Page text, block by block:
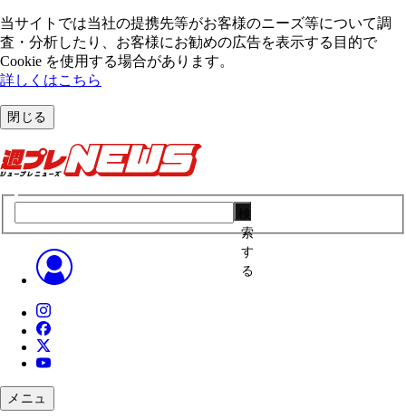
当サイトでは当社の提携先等がお客様のニーズ等について調
査・分析したり、お客様にお勧めの広告を表⽰する⽬的で
Cookie を使⽤する場合があります。
詳しくはこちら
閉じる
索
す
る
メニュ